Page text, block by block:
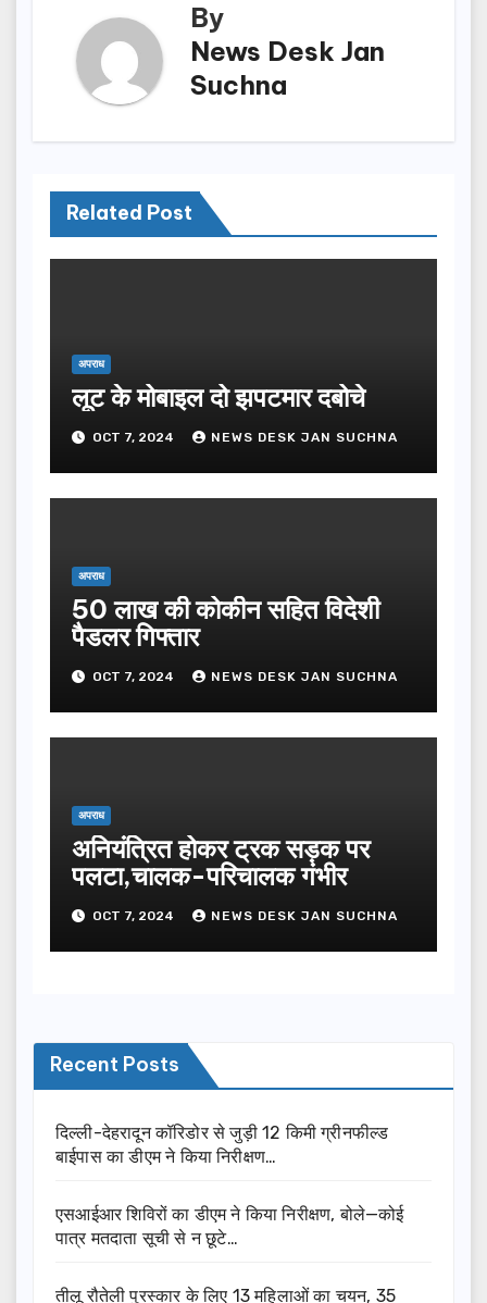
By
News Desk Jan
Suchna
Related Post
अपराध
लूट के मोबाइल दो झपटमार दबोचे
OCT 7, 2024 NEWS DESK JAN SUCHNA
अपराध
50 लाख की कोकीन सहित विदेशी
पैडलर गिफ्तार
OCT 7, 2024 NEWS DESK JAN SUCHNA
अपराध
अनियंत्रित होकर ट्रक सड़क पर
पलटा,चालक-परिचालक गंभीर
OCT 7, 2024 NEWS DESK JAN SUCHNA
Recent Posts
दिल्ली-देहरादून कॉरिडोर से जुड़ी 12 किमी ग्रीनफील्ड
बाईपास का डीएम ने किया निरीक्षण…
एसआईआर शिविरों का डीएम ने किया निरीक्षण, बोले—कोई
पात्र मतदाता सूची से न छूटे…
तीलू रौतेली पुरस्कार के लिए 13 महिलाओं का चयन, 35